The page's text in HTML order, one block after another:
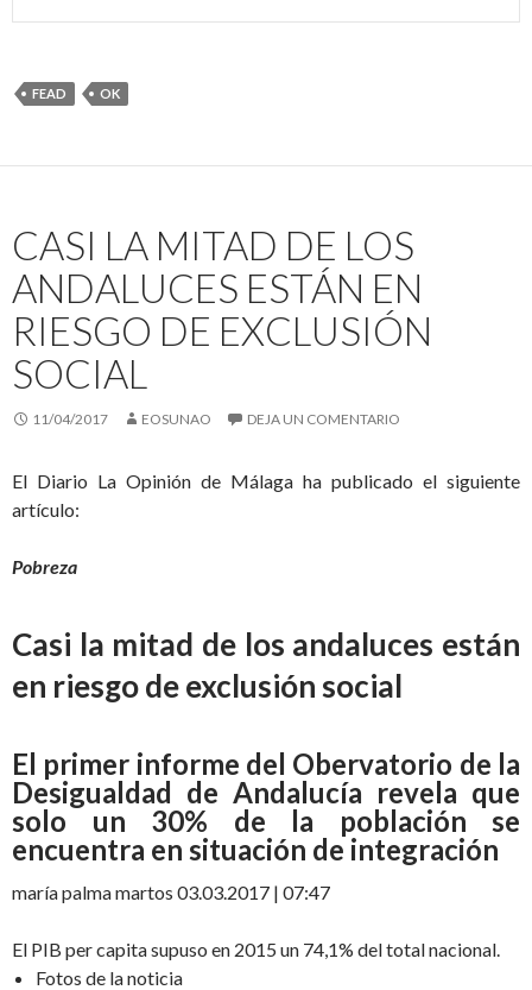
FEAD OK
CASI LA MITAD DE LOS
ANDALUCES ESTÁN EN
RIESGO DE EXCLUSIÓN
SOCIAL
11/04/2017 EOSUNAO DEJA UN COMENTARIO
El Diario La Opinión de Málaga ha publicado el siguiente
artículo:
Pobreza
Casi la mitad de los andaluces están
en riesgo de exclusión social
El primer informe del Obervatorio de la
Desigualdad de Andalucía revela que
solo un 30% de la población se
encuentra en situación de integración
maría palma martos 03.03.2017 | 07:47
El PIB per capita supuso en 2015 un 74,1% del total nacional.
Fotos de la noticia